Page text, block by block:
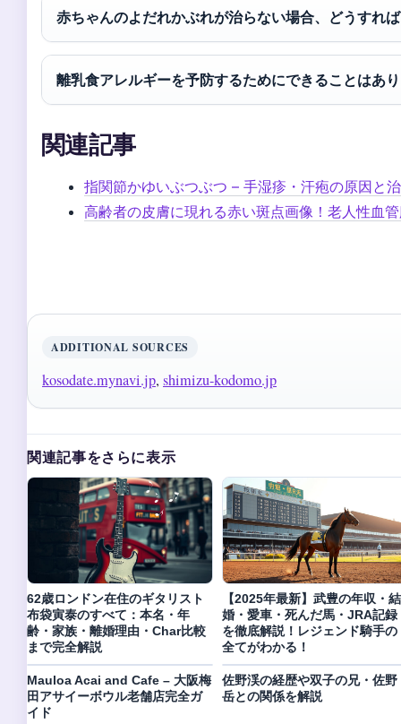
赤ちゃんのよだれかぶれが治らない場合、どうすれ
離乳食アレルギーを予防するためにできることはあ
関連記事
指関節かゆいぶつぶつ – 手湿疹・汗疱の原因と
高齢者の皮膚に現れる赤い斑点画像！老人性血
ADDITIONAL SOURCES
kosodate.mynavi.jp, shimizu-kodomo.jp
関連記事をさらに表示
62歳ロンドン在住のギタリスト
布袋寅泰のすべて：本名・年
齢・家族・離婚理由・Char比較
まで完全解説
【2025年最新】武豊の年収・結
婚・愛車・死んだ馬・JRA記録
を徹底解説！レジェンド騎手の
全てがわかる！
Mauloa Acai and Cafe – 大阪梅
田アサイーボウル老舗店完全ガ
イド
佐野渓の経歴や双子の兄・佐野
岳との関係を解説